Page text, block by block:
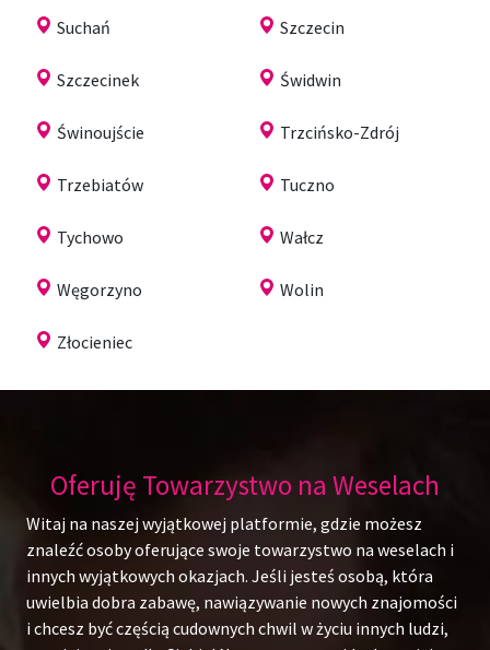
Suchań Szczecin
Szczecinek Świdwin
Świnoujście Trzcińsko-Zdrój
Trzebiatów Tuczno
Tychowo Wałcz
Węgorzyno Wolin
Złocieniec
Oferuję Towarzystwo na Weselach
Witaj na naszej wyjątkowej platformie, gdzie możesz
znaleźć osoby oferujące swoje towarzystwo na weselach i
innych wyjątkowych okazjach. Jeśli jesteś osobą, która
uwielbia dobra zabawę, nawiązywanie nowych znajomości
i chcesz być częścią cudownych chwil w życiu innych ludzi,